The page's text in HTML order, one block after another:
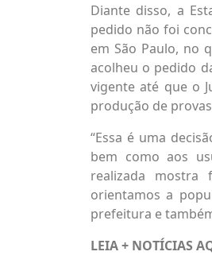
Diante disso, a
pedido não foi
em São Paulo, no
acolheu o pedido
vigente até que o
produção de
“Essa é uma
bem como aos
realizada mostra
orientamos a
prefeitura e
LEIA + NOTÍCIAS